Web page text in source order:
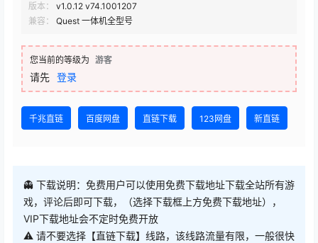
版本：
v1.0.12 v74.1001207
兼容：
Quest 一体机全型号
您当前的等级为 游客
请先 登录
千兆直链 百度网盘 直链下载 123网盘 新直链
👻 下载说明：免费用户可以使用免费下载地址下载全站所有游
戏，评论后即可下载，（选择下载框上方免费下载地址），
VIP下载地址会不定时免费开放
⚠ 请不要选择【直链下载】线路，该线路流量有限，一般很快